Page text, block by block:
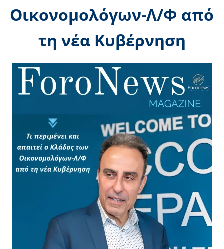
Οικονομολόγων-Λ/Φ από
τη νέα Κυβέρνηση